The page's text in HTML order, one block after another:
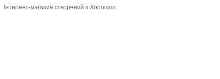
Інтернет-магазин створений з Хорошоп